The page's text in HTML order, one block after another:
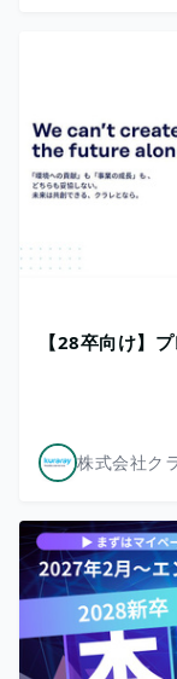
【28卒向け】
株式会社ク